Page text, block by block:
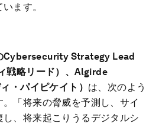
ます。
Cybersecurity Strategy Lead
戦略リード）、Algirde
・パイピケイト） は、次のよう
「将来の脅威を予測し、サイ
、将来起こりうるデジタルシ